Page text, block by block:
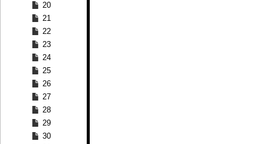
20
21
22
23
24
25
26
27
28
29
30